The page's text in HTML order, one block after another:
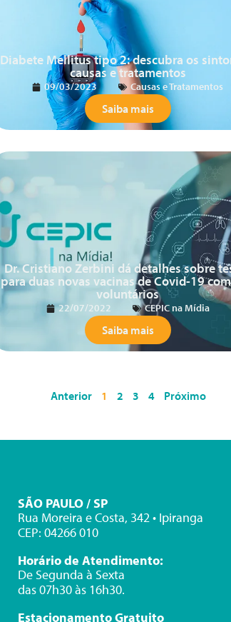
Diabete Mellitus tipo 2: descubra os
causas e tratamentos
09/03/2023 Causas e Tratamentos
Saiba mais
Dr. Cristiano Zerbini dá detalhes sobre
para duas novas vacinas de Covid-19
voluntários
22/07/2022 CEPIC na Mídia
Saiba mais
Anterior 1 2 3 4 Próximo
SÃO PAULO / SP
Rua Moreira e Costa, 342 • Ipiranga
CEP: 04266 010
Horário de Atendimento:
De Segunda à Sexta
das 07h30 às 16h30.
Estacionamento Gratuito